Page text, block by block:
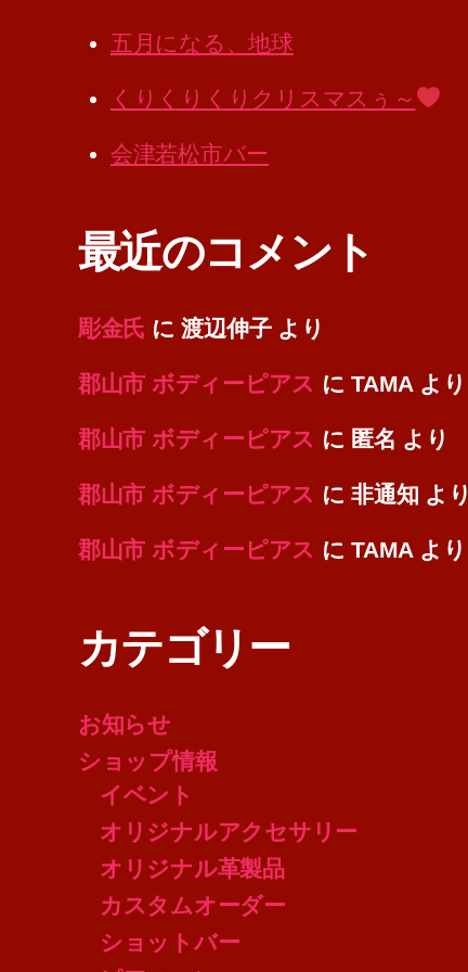
五月になる、地球
くりくりくりクリスマスぅ～
会津若松市バー
最近のコメント
彫金氏 に渡辺伸子より
郡山市 ボディーピアス にTAMA より
郡山市 ボディーピアス に 匿名 より
郡山市 ボディーピアス に非通知 より
郡山市 ボディーピアス にTAMA より
カテゴリー
お知らせ
ショップ情報
イベント
オリジナルアクセサリー
オリジナル革製品
カスタムオーダー
ショットバー